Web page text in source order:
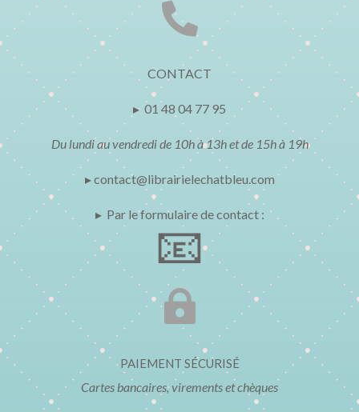

CONTACT
▸ 01 48 04 77 95
Du lundi au vendredi de 10h à 13h et de 15h à 19h
▸ contact@librairielechatbleu.com
▸ Par le formulaire de contact :
📧

PAIEMENT SÉCURISÉ
Cartes bancaires, virements et chèques